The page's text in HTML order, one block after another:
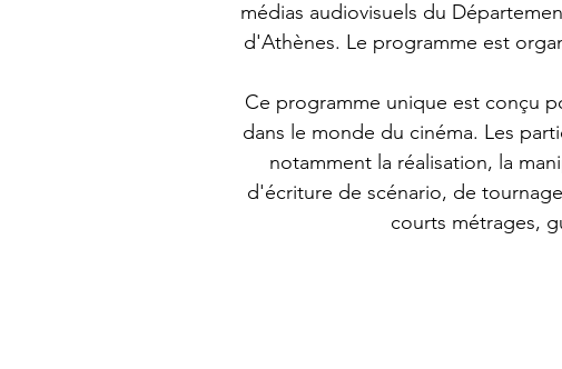
médias audiovisuels du
d'Athènes. Le programme est
Ce programme unique est conçu
dans le monde du cinéma. Les
notamment la réalisation, la
d'écriture de scénario, de
courts métrages,